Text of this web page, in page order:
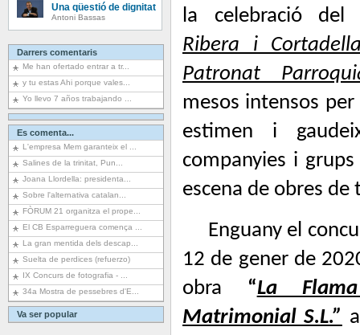
Una qüestió de dignitat
Antoni Bassas
Darrers comentaris
Me han ofertado entrar a tr...
y tu estas Ahi porque vales...
Yo llevo 7 años trabajando ...
Es comenta...
L'empresa Mem garanteix el ...
Salines de la trinitat, Pun...
Joana Llordella: presidenta...
Sobre l'alternativa catalan...
FÒRUM 21 organitza el prope...
El CB Esparreguera comença ...
La gran mentida dels descap...
Suelta de perdices (refuerzo)
IX Concurs de fotografia - ...
34a Mostra de pessebres d'E...
Va ser popular
la celebració
Ribera i
Patronat
mesos intensos
estimen i
companyies i
escena de obres de
Enguany el
12 de gener de
obra “La
Matrimonial S.L.”